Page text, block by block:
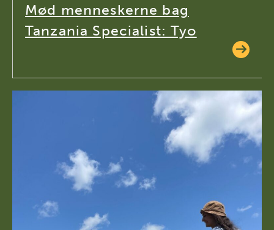
Mød menneskerne bag
Tanzania Specialist: Tyo